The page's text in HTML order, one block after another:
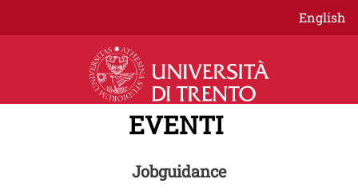
Salta al contenuto principale
English
EVENTI
Jobguidance